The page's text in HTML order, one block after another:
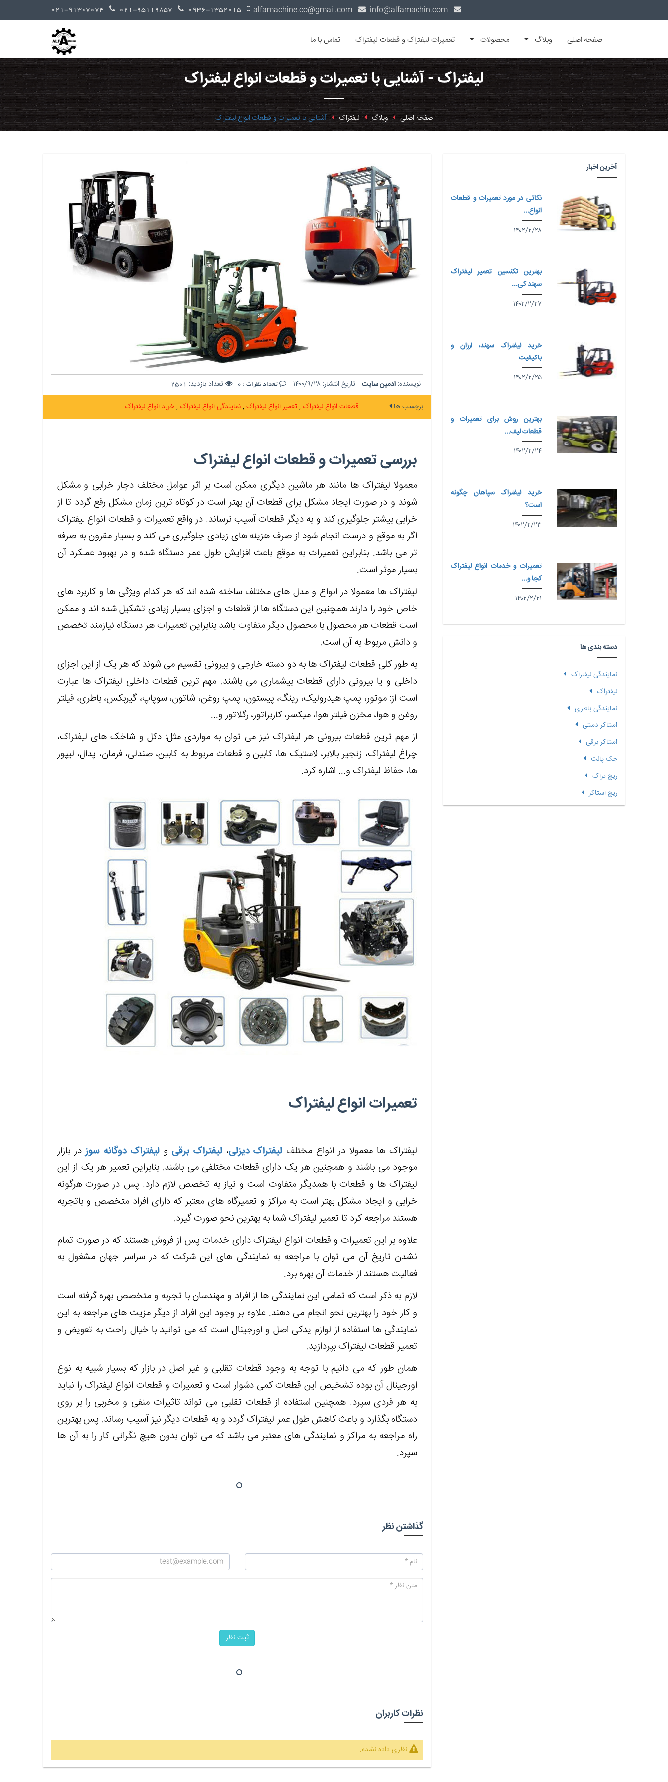
صفحه اصلی وبلاگ محصولات تعمیرات لیفتراک و قطعات لیفتراک تماس با ما
لیفتراک - آشنایی با تعمیرات و قطعات انواع لیفتراک
صفحه اصلی وبلاگ لیفتراک آشنایی با تعمیرات و قطعات انواع لیفتراک
نویسنده: ادمین سایت تاریخ انتشار: ۱۴۰۰/۹/۲۸ تعداد نظرات : 0 تعداد بازدید: 2501
برچسب ها قطعات انواع لیفتراک تعمیر انواع لیفتراک نمایندگی انواع لیفتراک خربد انواع لیفتراک
بررسی تعمیرات و قطعات انواع لیفتراک
معمولا لیفتراک ها مانند هر ماشین دیگری ممکن است بر اثر عوامل مختلف دچار خرابی و مشکل
شوند و در صورت ایجاد مشکل برای قطعات آن بهتر است در کوتاه ترین زمان مشکل رفع گردد تا از
خرابی بیشتر جلوگیری کند و به دیگر قطعات آسیب نرساند. در واقع تعمیرات و قطعات انواع لیفتراک
اگر به موقع و درست انجام شود از صرف هزینه های زیادی جلوگیری می کند و بسیار مقرون به صرفه
تر می باشد. بنابراین تعمیرات به موقع باعث افزایش طول عمر دستگاه شده و در بهبود عملکرد آن
بسیار موثر است.
لیفتراک ها معمولا در انواع و مدل های مختلف ساخته شده اند که هر کدام ویژگی ها و کاربرد های
خاص خود را دارند همچنین این دستگاه ها از قطعات و اجزای بسیار زیادی تشکیل شده اند و ممکن
است قطعات هر محصول با محصول دیگر متفاوت باشد بنابراین تعمیرات هر دستگاه نیازمند تخصص
و دانش مربوط به آن است.
به طور کلی قطعات لیفتراک ها به دو دسته خارجی و بیرونی تقسیم می شوند که هر یک از این اجزای
داخلی و یا بیرونی دارای قطعات بیشماری می باشند. مهم ترین قطعات داخلی لیفتراک ها عبارت
است از: موتور، پمپ هیدرولیک، رینگ، پیستون، پمپ روغن، شاتون، سوپاپ، گیربکس، باطری، فیلتر
روغن و هوا، مخزن فیلتر هوا، میکسر، کاربراتور، رگلاتور و...
از مهم ترین قطعات بیرونی هر لیفتراک نیز می توان به مواردی مثل: دکل و شاخک های لیفتراک،
چراغ لیفتراک، زنجیر بالابر، لاستیک ها، کابین و قطعات مربوط به کابین، صندلی، فرمان، پدال، لیپور
ها، حفاظ لیفتراک و... اشاره کرد.
تعمیرات انواع لیفتراک
لیفتراک ها معمولا در انواع مختلف لیفتراک دیزلی، لیفتراک برقی و لیفتراک دوگانه سوزدر بازار
موجود می باشند و همچنین هر یک دارای قطعات مختلفی می باشند. بنابراین تعمیر هر یک از این
لیفتراک ها و قطعات با همدیگر متفاوت است و نیاز به تخصص لازم دارد. پس در صورت هرگونه
خرابی و ایجاد مشکل بهتر است به مراکز و تعمیرگاه های معتبر که دارای افراد متخصص و باتجربه
هستند مراجعه کرد تا تعمیر لیفتراک شما به بهترین نحو صورت گیرد.
علاوه بر این تعمیرات و قطعات انواع لیفتراک دارای خدمات پس از فروش هستند که در صورت تمام
نشدن تاریخ آن می توان با مراجعه به نمایندگی های این شرکت که در سراسر جهان مشغول به
فعالیت هستند از خدمات آن بهره برد.
لازم به ذکر است که تمامی این نمایندگی ها از افراد و مهندسان با تجربه و متخصص بهره گرفته است
و کار خود را بهترین نحو انجام می دهند. علاوه بر وجود این افراد از دیگر مزیت های مراجعه به این
نمایندگی ها استفاده از لوازم یدکی اصل و اورجینال است که می توانید با خیال راحت به تعویض و
تعمیر قطعات لیفتراک بپردازید.
همان طور که می دانیم با توجه به وجود قطعات تقلبی و غیر اصل در بازار که بسیار شبیه به نوع
اورجینال آن بوده تشخیص این قطعات کمی دشوار است و تعمیرات و قطعات انواع لیفتراک را نباید
به هر فردی سپرد. همچنین استفاده از قطعات تقلبی می تواند تاثیرات منفی و مخربی را بر روی
دستگاه بگذارد و باعث کاهش طول عمر لیفتراک گردد و به قطعات دیگر نیز آسیب رساند. پس بهترین
راه مراجعه به مراکز و نمایندگی های معتبر می باشد که می توان بدون هیچ نگرانی کار را به آن ها
سپرد.
گذاشتن نظر
ثبت نظر
نظرات کاربران
نظری داده نشده.
آخرین اخبار
نکاتی در مورد تعمیرات و قطعات
انواع...
۱۴۰۲/۲/۲۸
بهترین تکنسین تعمیر لیفتراک
سهند کی...
۱۴۰۲/۲/۲۷
خرید لیفتراک سهند، ارزان و
باکیفیت
۱۴۰۲/۲/۲۵
بهترین روش برای تعمیرات و
قطعات لیف...
۱۴۰۲/۲/۲۴
خرید لیفتراک سپاهان چگونه
است؟
۱۴۰۲/۲/۲۳
تعمیرات و خدمات انواع لیفتراک
کجا و...
۱۴۰۲/۲/۲۱
دسته بندی ها
نمایندگی لیفتراک
لیفتراک
نمایندگی باطری
استاکر دستی
استاکر برقی
جک پالت
ریچ تراک
ریچ استاکر